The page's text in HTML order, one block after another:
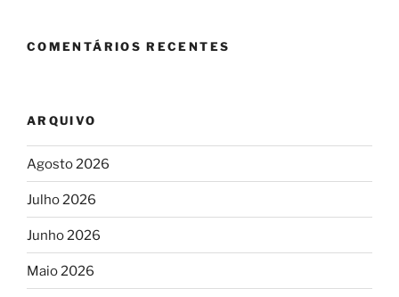
COMENTÁRIOS RECENTES
ARQUIVO
Agosto 2026
Julho 2026
Junho 2026
Maio 2026